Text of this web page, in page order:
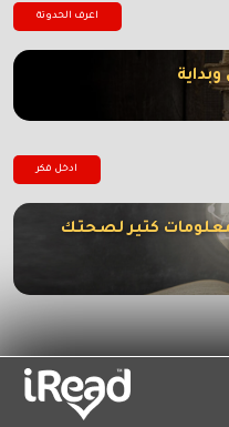
اعرف الحدوتة
ادخل فكر
كتير لصحتك